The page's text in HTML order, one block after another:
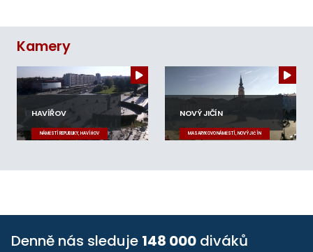
Kamery
HAVÍŘOV
NÁMĚSTÍ REPUBLIKY, HAVÍŘOV
NOVÝ JIČÍN
MASARYKOVO NÁMĚSTÍ, NOVÝ JIČÍN
Denně nás sleduje 148 000 diváků